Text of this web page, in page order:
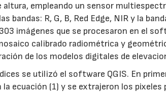
altura, empleando un sensor
bandas: R, G, B, Red Edge, NIR y la
imágenes que se procesaron en el
calibrado radiométrica y
de los modelos digitales de
se utilizó el software QGIS. En
la ecuación (1) y se extrajeron los